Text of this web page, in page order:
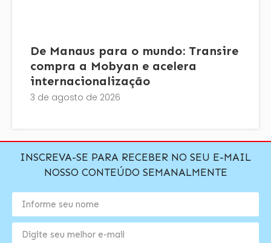
De Manaus para o mundo: Transire
compra a Mobyan e acelera
internacionalização
3 de agosto de 2026
INSCREVA-SE PARA RECEBER NO SEU E-MAIL
NOSSO CONTEÚDO SEMANALMENTE